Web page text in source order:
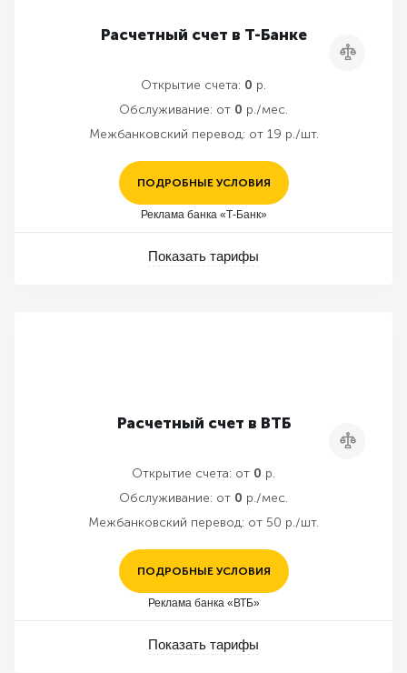
Расчетный счет в Т-Банке
Сравнить
Открытие счета: 0 р.
Обслуживание: от 0 р./мес.
Межбанковский перевод: от 19 р./шт.
ПОДРОБНЫЕ УСЛОВИЯ
Реклама банка «Т-Банк»
Показать тарифы
Расчетный счет в ВТБ
Сравнить
Открытие счета: от 0 р.
Обслуживание: от 0 р./мес.
Межбанковский перевод: от 50 р./шт.
ПОДРОБНЫЕ УСЛОВИЯ
Реклама банка «ВТБ»
Показать тарифы